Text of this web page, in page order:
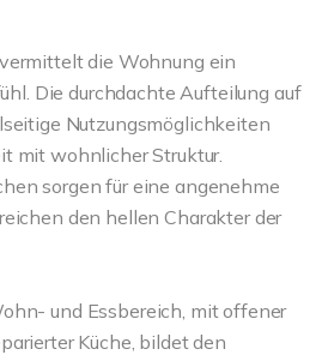
die Wohnung ein
Die durchdachte Aufteilung auf
Nutzungsmöglichkeiten
mit wohnlicher Struktur.
sorgen für eine angenehme
den hellen Charakter der
und Essbereich, mit offener
Küche, bildet den